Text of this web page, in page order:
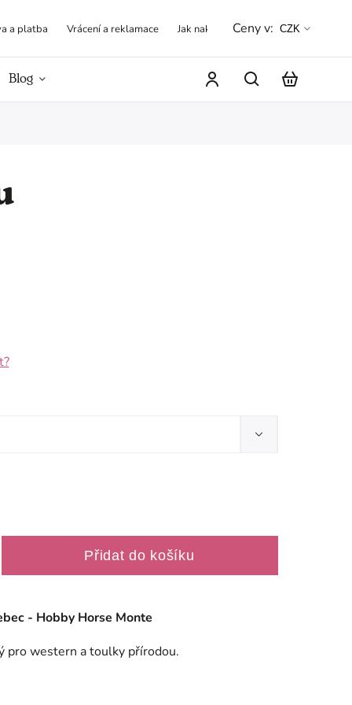
a platba Vrácení a reklamace Jak nakupovat Obchodní
Ceny v: CZK
Blog
Přidat do košíku
- Hobby Horse Monte
pro western a toulky přírodou.